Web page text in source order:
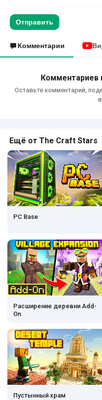
Отправить
Комментарии
Комментариев
Оставьте комментарий,
Ещё от The Craft Stars
PC Base
Расширение деревни Add-
On
Пустынный храм